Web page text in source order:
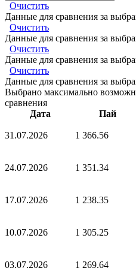
Очистить
Данные для сравнения за
Очистить
Данные для сравнения за
Очистить
Данные для сравнения за
Очистить
Данные для сравнения за
Выбрано максимально
сравнения
Дата
Пай
31.07.2026 1 366.56
24.07.2026 1 351.34
17.07.2026 1 238.35
10.07.2026 1 305.25
03.07.2026 1 269.64